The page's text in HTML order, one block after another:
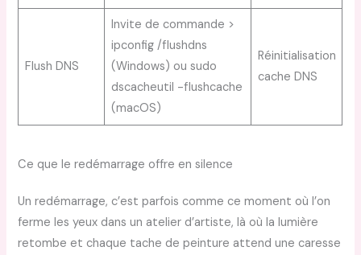
Flush DNS
Invite de commande >
ipconfig /flushdns
(Windows) ou sudo
dscacheutil -flushcache
(macOS)
Réinitialisation
cache DNS
Ce que le redémarrage offre en silence
Un redémarrage, c’est parfois comme ce moment où l’on
ferme les yeux dans un atelier d’artiste, là où la lumière
retombe et chaque tache de peinture attend une caresse